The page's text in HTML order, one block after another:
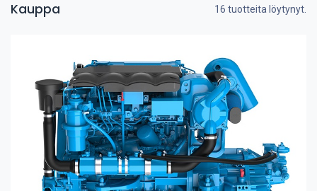
Kauppa 16 tuotteita löytynyt.